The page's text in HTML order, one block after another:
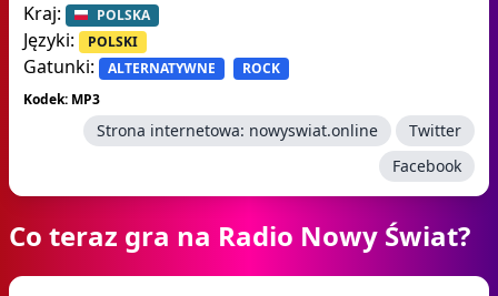
Kraj:
POLSKA
Języki: POLSKI
Gatunki: ALTERNATYWNE
ROCK
Kodek: MP3
Strona internetowa: nowyswiat.online
Twitter
Facebook
Co teraz gra na Radio Nowy Świat?